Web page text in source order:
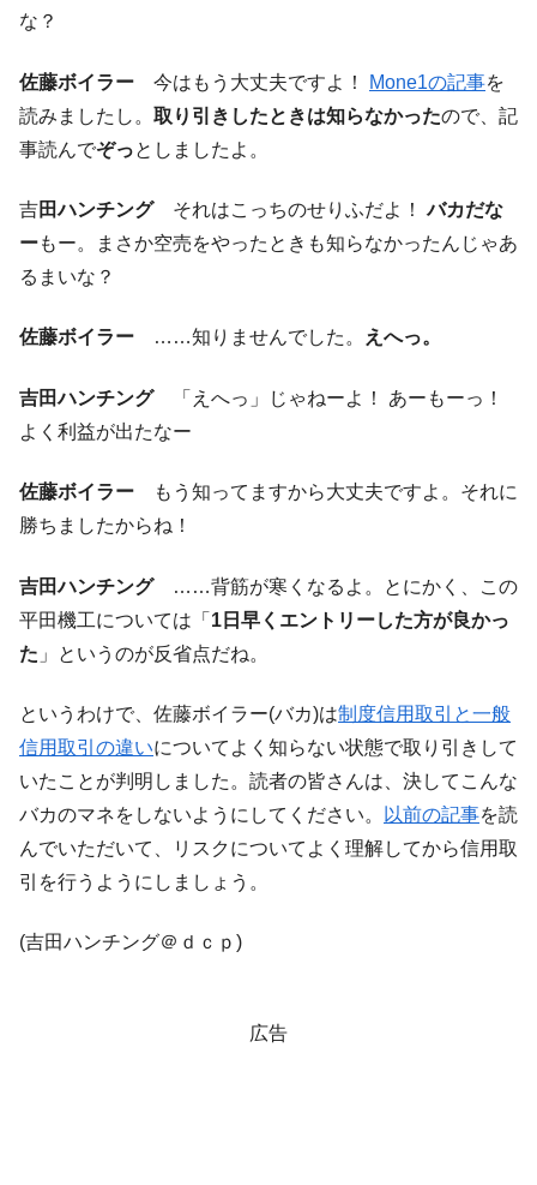
な？
佐藤ボイラー 今はもう大丈夫ですよ！ Mone1の記事を
読みましたし。 取り引きしたときは知らなかったので、記
事読んでぞっとしましたよ。
吉田ハンチングそれはこっちのせりふだよ！バカだな
ーもー。まさか空売をやったときも知らなかったんじゃあ
るまいな？
佐藤ボイラー ……知りませんでした。 えへっ。
吉田ハンチング「えへっ」じゃねーよ！ あーもーっ！
よく利益が出たなー
佐藤ボイラー もう知ってますから大丈夫ですよ。それに
勝ちましたからね！
吉田ハンチング……背筋が寒くなるよ。とにかく、この
平田機工については「 1日早くエントリーした方が良かっ
た 」というのが反省点だね。
というわけで、佐藤ボイラー(バカ)は制度信用取引と一般
信用取引の違いについてよく知らない状態で取り引きして
いたことが判明しました。読者の皆さんは、決してこんな
バカのマネをしないようにしてください。
以前の記事を読
んでいただいて、リスクについてよく理解してから信用取
引を行うようにしましょう。
(吉田ハンチング＠ｄｃｐ)
広告